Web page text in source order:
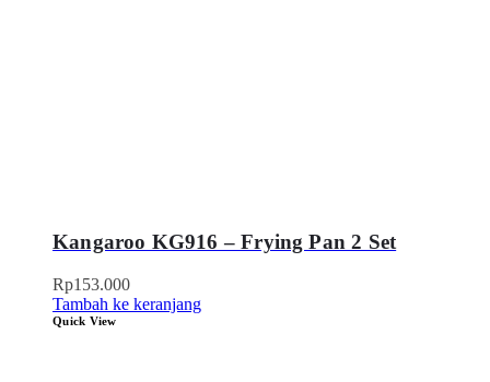
Kangaroo KG916 – Frying Pan 2 Set
Rp153.000
Tambah ke keranjang
Quick View